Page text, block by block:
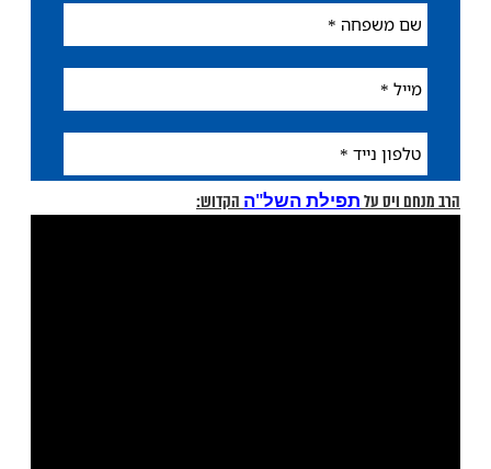
עוד תוכן חדש ומפתיע! התחברו לכל
שלנו בתהיליםבלחיצה כאן >>>​